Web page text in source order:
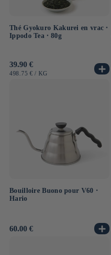
Thé Gyokuro Kakurei en vrac ⋅
Ippodo Tea ⋅ 80g
Prix
habituel
39.90 €
PRIX
498.75 € / PAR
KG
Bouilloire Buono pour V60 ⋅
Hario
Prix
60.00 €